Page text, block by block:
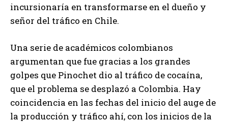
incursionaría en transformarse en el dueño y
señor del tráfico en Chile.
Una serie de académicos colombianos
argumentan que fue gracias a los grandes
golpes que Pinochet dio al tráfico de cocaína,
que el problema se desplazó a Colombia. Hay
coincidencia en las fechas del inicio del auge de
la producción y tráfico ahí, con los inicios de la